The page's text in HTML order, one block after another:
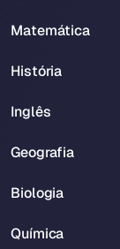
Matemática
História
Inglês
Geografia
Biologia
Química